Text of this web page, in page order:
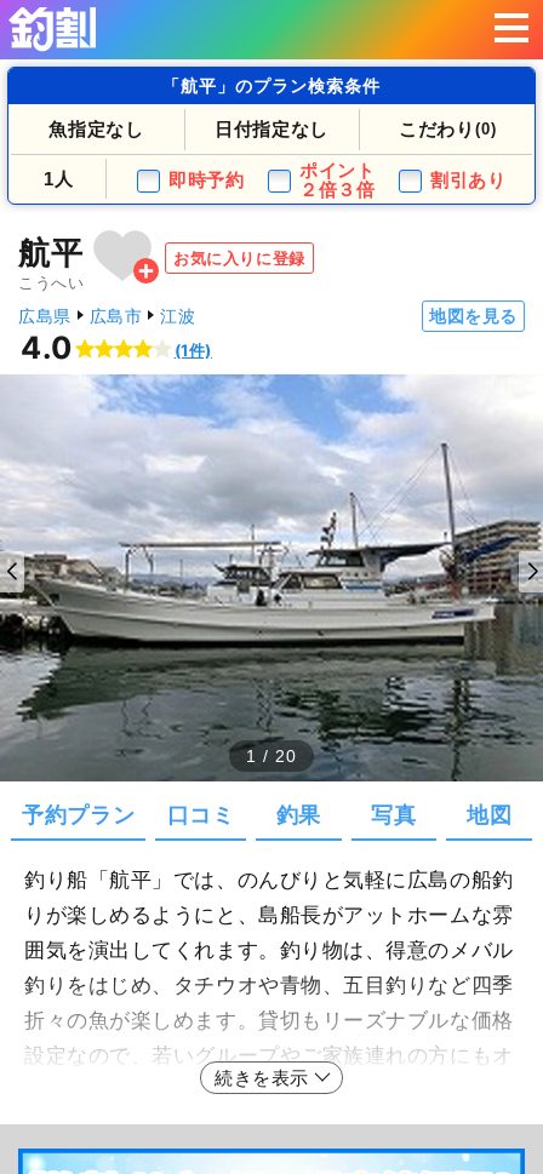
「航平」のプラン検索条件
魚指定なし 日付指定なし こだわり (0)
1人 即時予約
ポイント
２倍３倍
割引あり
航平
こうへい
お気に入りに登録
広島県 広島市 江波 地図を見る
4.0 (1件)
1 / 20
予約プラン 口コミ 釣果 写真 地図
釣り船「航平」では、のんびりと気軽に広島の船釣
りが楽しめるようにと、島船長がアットホームな雰
囲気を演出してくれます。釣り物は、得意のメバル
釣りをはじめ、タチウオや青物、五目釣りなど四季
折々の魚が楽しめます。貸切もリーズナブルな価格
設定なので、若いグループやご家族連れの方にもオ
ススメです。船の手入れも行き届いていて、清潔で
心地良い沖釣りが楽しめます。どなた様もお気軽に
ご利用くださいね！
続きを表示